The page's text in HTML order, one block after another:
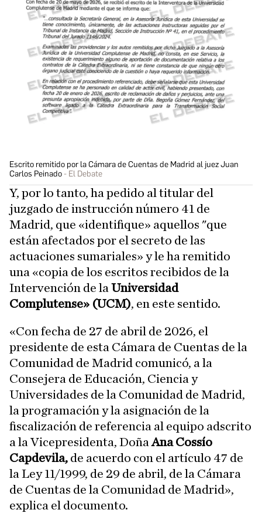
Escrito remitido por la Cámara de Cuentas de Madrid al juez Juan
Carlos Peinado
El Debate
Y, por lo tanto, ha pedido al titular del
juzgado de instrucción número 41 de
Madrid, que «identifique» aquellos "que
están afectados por el secreto de las
actuaciones sumariales» y le ha remitido
una «copia de los escritos recibidos de la
Intervención de la Universidad
Complutense» (UCM), en este sentido.
«Con fecha de 27 de abril de 2026, el
presidente de esta Cámara de Cuentas de la
Comunidad de Madrid comunicó, a la
Consejera de Educación, Ciencia y
Universidades de la Comunidad de Madrid,
la programación y la asignación de la
fiscalización de referencia al equipo adscrito
a la Vicepresidenta, DoñaAna Cossío
Capdevila, de acuerdo con el artículo 47 de
la Ley 11/1999, de 29 de abril, de la Cámara
de Cuentas de la Comunidad de Madrid»,
explica el documento.